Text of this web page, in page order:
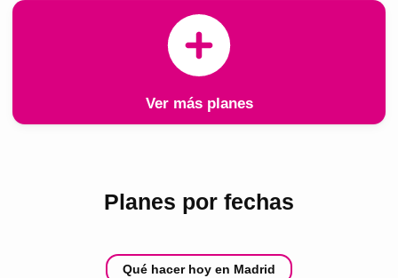
Ver más planes
Planes por fechas
Qué hacer hoy en Madrid